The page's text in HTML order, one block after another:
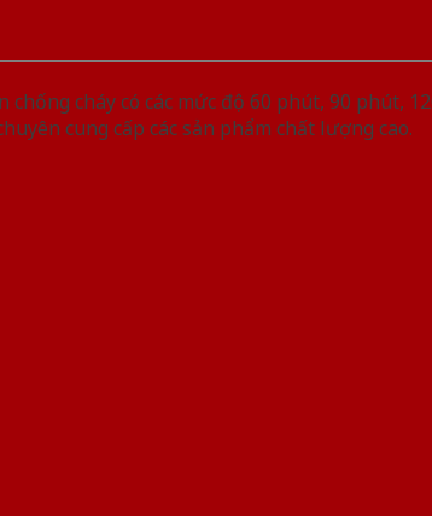
cháy có các mức độ 60 phút, 90 phút,
cung cấp các sản phẩm chất lượng cao.